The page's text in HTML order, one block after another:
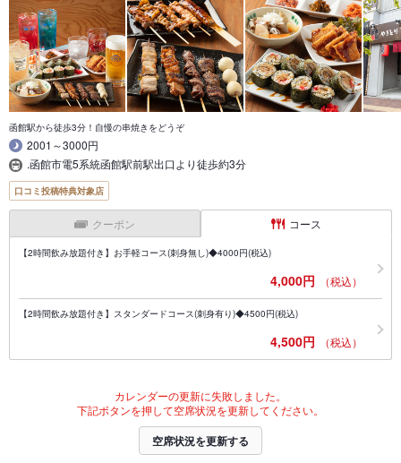
函館駅から徒歩3分！自慢の串焼きをどうぞ
2001～3000円
.函館市電5系統函館駅前駅出口より徒歩約3分
口コミ投稿特典対象店
クーポン コース
【2時間飲み放題付き】お手軽コース(刺身無し)◆4000円(税込)
4,000円 （税込）
【2時間飲み放題付き】スタンダードコース(刺身有り)◆4500円(税込)
4,500円 （税込）
カレンダーの更新に失敗しました。
下記ボタンを押して空席状況を更新してください。
空席状況を更新する